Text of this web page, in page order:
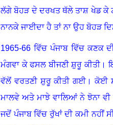
ਲੱਗੇ ਬੋਹੜ ਦੇ ਦਰਖਤ ਥੱਲੇ ਤਾਸ਼ ਖੇਡ ਕੇ
ਨਾਨਕੇ ਜਾਈਦਾ ਹੈ ਤਾਂ ਨਾ ਉਹ ਬੋਹੜ
1965-66 ਵਿੱਚ ਪੰਜਾਬ ਵਿੱਚ ਕਣਕ
ਮੰਗਵਾ ਕੇ ਫਸਲ ਬੀਜਣੀ ਸ਼ੁਰੂ ਕੀਤੀ।
ਵੱਲੋਂ ਵਰਤਣੀ ਸ਼ੁਰੂ ਕੀਤੀ ਗਈ।ਕੋਈ
ਮਾਲਵੇ ਅਤੇ ਮਾਝੇ ਵਾਲਿਆਂ ਨੇ ਝੋਨਾ ਵੀ
ਜਦੋਂ ਪੰਜਾਬ ਵਿੱਚ ਰੁੱਖਾਂ ਦੀ ਕਮੀ ਨਹੀਂ